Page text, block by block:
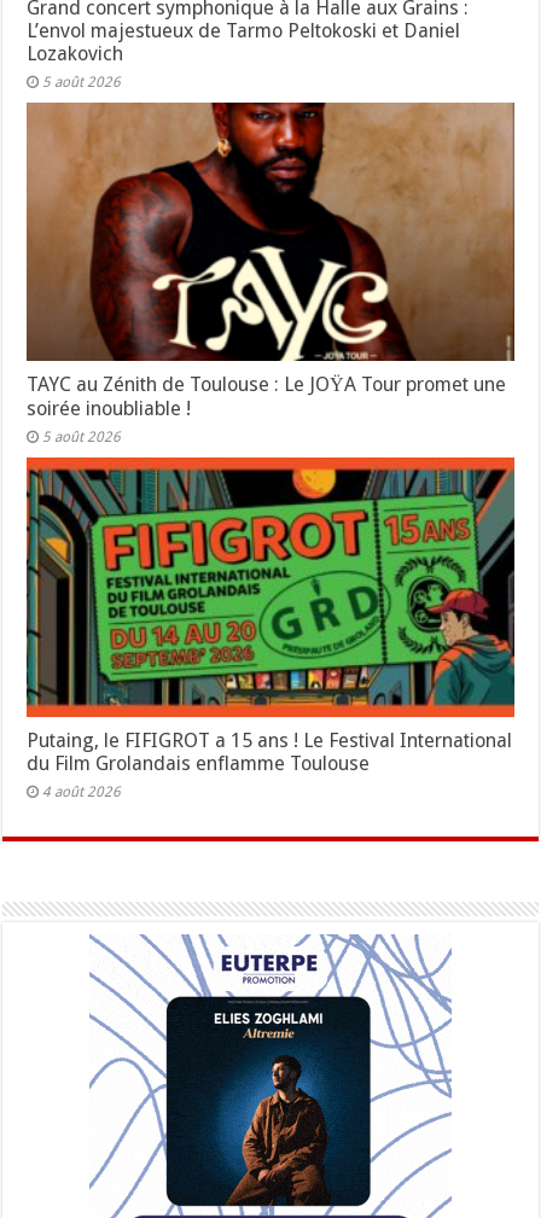
Grand concert symphonique à la Halle aux Grains :
L’envol majestueux de Tarmo Peltokoski et Daniel
Lozakovich
5 août 2026
TAYC au Zénith de Toulouse : Le JOŸA Tour promet une
soirée inoubliable !
5 août 2026
Putaing, le FIFIGROT a 15 ans ! Le Festival International
du Film Grolandais enflamme Toulouse
4 août 2026